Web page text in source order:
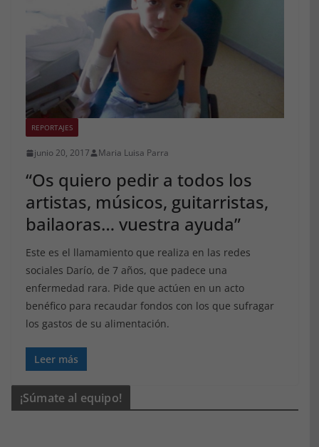
REPORTAJES
junio 20, 2017 Maria Luisa Parra
“Os quiero pedir a todos los
artistas, músicos, guitarristas,
bailaoras… vuestra ayuda”
Este es el llamamiento que realiza en las redes
sociales Darío, de 7 años, que padece una
enfermedad rara. Pide que actúen en un acto
benéfico para recaudar fondos con los que sufragar
los gastos de su alimentación.
Leer más
¡Súmate al equipo!